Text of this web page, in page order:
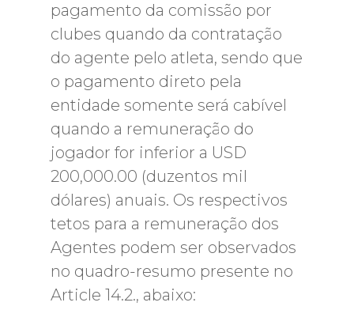
pagamento da comissão por
clubes quando da contratação
do agente pelo atleta, sendo que
o pagamento direto pela
entidade somente será cabível
quando a remuneração do
jogador for inferior a USD
200,000.00 (duzentos mil
dólares) anuais. Os respectivos
tetos para a remuneração dos
Agentes podem ser observados
no quadro-resumo presente no
Article 14.2., abaixo: